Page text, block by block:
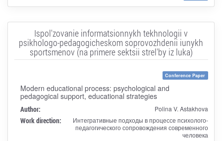
Ispol'zovanie informatsionnykh tekhnologii v
psikhologo-pedagogicheskom soprovozhdenii iunykh
sportsmenov (na primere sektsii strel'by iz luka)
Conference Paper
Modern educational process: psychological and
pedagogical support, educational strategies
Author: Polina V. Astakhova
Work direction:
Интегративные подходы в процессе психолого-
педагогического сопровождения современного
человека